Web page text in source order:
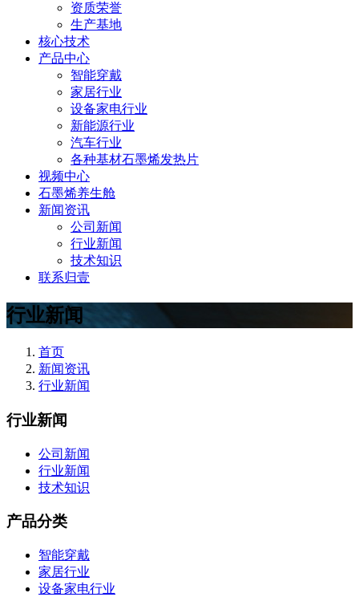
资质荣誉
生产基地
核心技术
产品中心
智能穿戴
家居行业
设备家电行业
新能源行业
汽车行业
各种基材石墨烯发热片
视频中心
石墨烯养生舱
新闻资讯
公司新闻
行业新闻
技术知识
联系归壹
行业新闻
首页
新闻资讯
行业新闻
行业新闻
公司新闻
行业新闻
技术知识
产品分类
智能穿戴
家居行业
设备家电行业